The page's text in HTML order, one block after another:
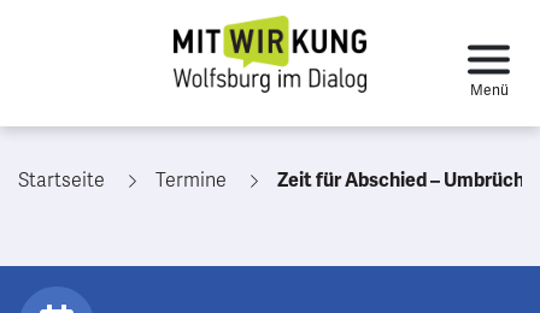
Startseite Termine Zeit für Abschied – Umbrüche